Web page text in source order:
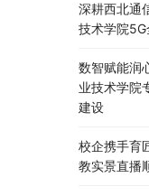
深耕西北通
技术学院
数智赋能润
业技术学院
建设
校企携手育
教实景直播